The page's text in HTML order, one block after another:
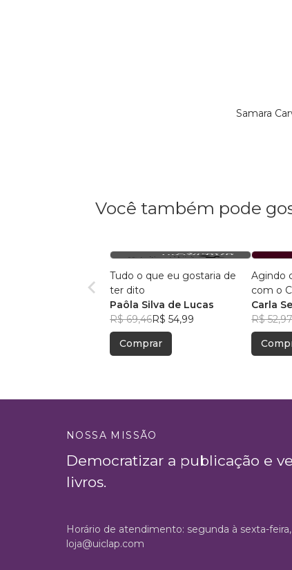
Samara
Você também pode
Tudo o que eu gostaria de
ter dito
Paôla Silva de Lucas
R$ 69,46R$ 54,99
Comprar
Agindo
com o
Carla
R$ 52,97
NOSSA MISSÃO
Democratizar a publicação e
livros.
Horário de atendimento: segunda à sexta-
loja@uiclap.com